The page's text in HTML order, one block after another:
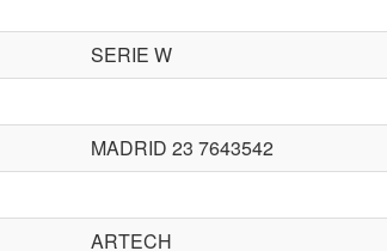
SERIE W
MADRID 23 7643542
ARTECH